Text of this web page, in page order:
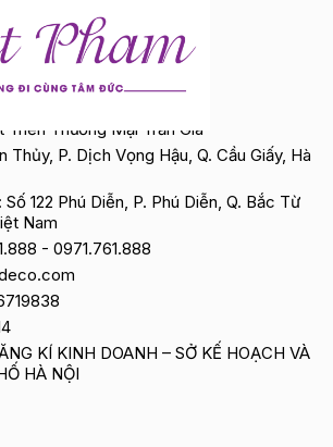
Thương Mại Trần Gia
Thủy, P. Dịch Vọng Hậu, Q. Cầu Giấy, Hà
122 Phú Diễn, P. Phú Diễn, Q. Bắc Từ
Nam
- 0971.761.888
KÍ KINH DOANH – SỞ KẾ HOẠCH VÀ
HÀ NỘI